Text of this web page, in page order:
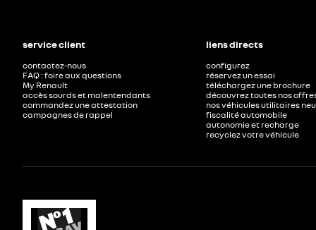
service client
contactez-nous
FAQ : foire aux questions
My Renault
accès sourds et malentendants
commandez une attestation
campagnes de rappel
liens directs
configurez
réservez un essai
téléchargez une brochure
découvrez toutes nos
nos véhicules utilitaires
fiscalité automobile
autonomie et recharge
recyclez votre véhicule